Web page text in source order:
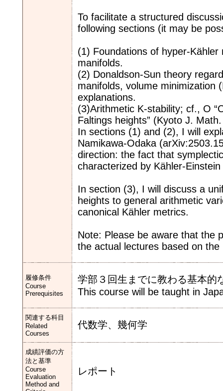
To facilitate a structured
following sections (it may be
(1) Foundations of hyper-
manifolds.
(2) Donaldson-Sun theory
manifolds, volume minimization
explanations.
(3)Arithmetic K-stability; cf., O
Faltings heights” (Kyoto J.
In sections (1) and (2), I will
Namikawa-Odaka
direction: the fact that
characterized by Kähler-
In section (3), I will discuss a
heights to general arithmetic
canonical Kähler metrics.
Note: Please be aware that the
the actual lectures based on
履修条件
Course
Prerequisites
学部３回生までに教わる基本的
This course will be taught in
関連する科目
Related
Courses
代数学、幾何学
成績評価の方
法と基準
Course
Evaluation
Method and
レポート